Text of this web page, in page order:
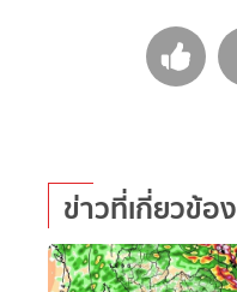
ข่าวที่เกี่ยวข้อง